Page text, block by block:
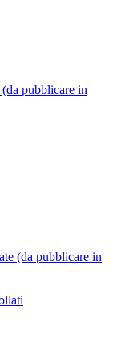
pubblicare in
(da pubblicare in